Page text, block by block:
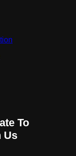
To
Us